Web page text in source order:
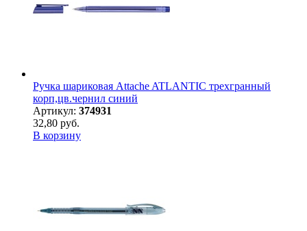
Ручка шариковая Attache ATLANTIC трехгранный
корп,цв.чернил синий
Артикул: 374931
32,80 руб.
В корзину